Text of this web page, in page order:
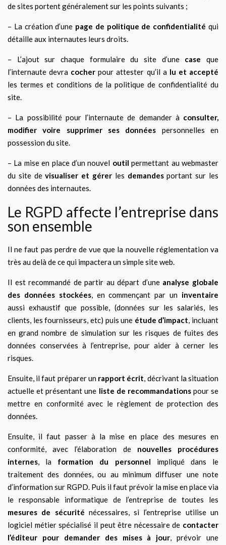
de sites portent généralement sur les points suivants ;
– La création d’une page de politique de confidentialité qui
détaille aux internautes leurs droits.
– L’ajout sur chaque formulaire du site d’unecase que
l’internaute devra cocher pour attester qu’il a lu et accepté
les termes et conditions de la politique de confidentialité du
site.
– La possibilité pour l’internaute de demander à consulter,
modifier voire supprimer ses données personnelles en
possession du site.
– La mise en place d’un nouvel outil permettant au webmaster
du site devisualiser et gérer les demandesportant sur les
données des internautes.
Le RGPD affecte l’entreprise dans
son ensemble
Il ne faut pas perdre de vue que la nouvelle réglementation va
très au delà de ce qui impactera un simple site web.
Il est recommandé de partir au départ d’uneanalyse globale
des données stockées, en commençant par un inventaire
aussi exhaustif que possible, (données sur les salariés, les
clients, les fournisseurs, etc) puis une étude d’impact, incluant
en grand nombre de simulation sur les risques de fuites des
données conservées à l’entreprise, pour aider à cerner les
risques.
Ensuite, il faut préparer un rapport écrit, décrivant la situation
actuelle et présentant une liste de recommandationspour se
mettre en conformité avec le règlement de protection des
données.
Ensuite, il faut passer à la mise en place des mesures en
conformité, avec l’élaboration de nouvelles procédures
internes, la formation du personnel impliqué dans le
traitement des données, ou au minimum diffuser une note
d’information sur RGPD. Puis il faut prévoir la mise en place via
le responsable informatique de l’entreprise de toutes les
mesures de sécurité nécessaires, si l’entreprise utilise un
logiciel métier spécialisé il peut être nécessaire de contacter
l’éditeur pour demander des mises à jour, prévoir une